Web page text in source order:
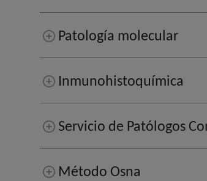
Patología molecular
Inmunohistoquímica
Servicio de Patólogos
Método Osna